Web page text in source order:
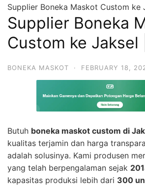
Supplier Boneka Maskot Custom ke
Supplier Boneka
Custom ke Jaksel
BONEKA MASKOT · FEBRUARY 18,
Butuh boneka maskot custom di
kualitas terjamin dan harga
adalah solusinya. Kami produsen
yang telah berpengalaman sejak
kapasitas produksi lebih dari 300